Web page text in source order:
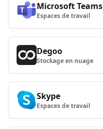
Microsoft Teams
Espaces de travail
Degoo
Stockage en nuage
Skype
Espaces de travail